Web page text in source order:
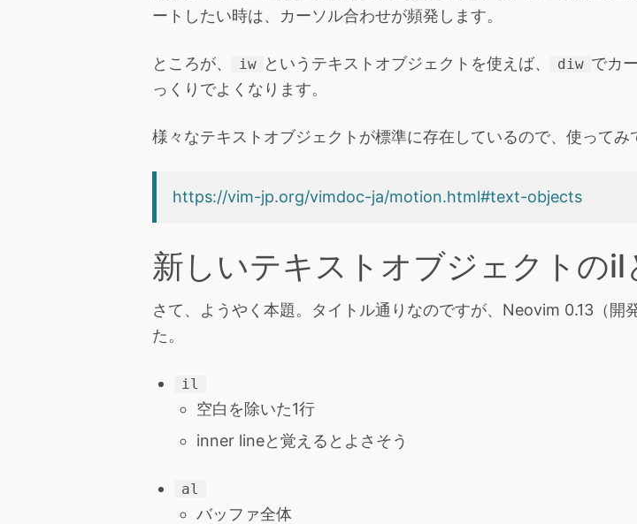
ートしたい時は、カーソル合わせが頻発します。
ところが、 iw というテキストオブジェクトを使えば、 diw でカ
っくりでよくなります。
様々なテキストオブジェクトが標準に存在しているので、使ってみ
https://vim-jp.org/vimdoc-ja/motion.html#text-objects
新しいテキストオブジェクトのil
さて、ようやく本題。タイトル通りなのですが、Neovim 0.13（開
た。
il
空白を除いた1行
inner lineと覚えるとよさそう
al
バッファ全体